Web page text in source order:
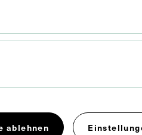
Wien, angefertigt. Auf
I 83/3, 4
ablehnen